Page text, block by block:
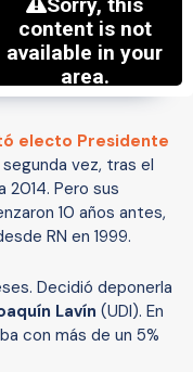
electo Presidente
vez, tras el
2014. Pero sus
10 años antes,
RN en 1999.
Decidió deponerla
Lavín (UDI). En
con más de un 5%